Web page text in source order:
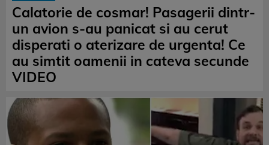
Calatorie de cosmar! Pasagerii dintr-
un avion s-au panicat si au cerut
disperati o aterizare de urgenta! Ce
au simtit oamenii in cateva secunde
VIDEO